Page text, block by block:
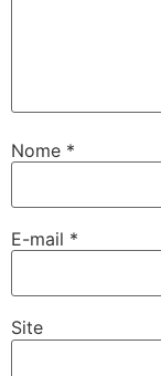
Nome *
E-mail *
Site